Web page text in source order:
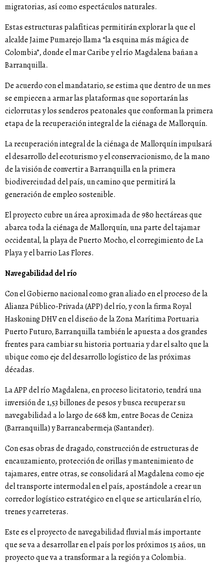
migratorias, así como espectáculos naturales.
Estas estructuras palafíticas permitirán explorar la que el
alcalde Jaime Pumarejo llama “la esquina más mágica de
Colombia”, donde el mar Caribe y el río Magdalena bañan a
Barranquilla.
De acuerdo con el mandatario, se estima que dentro de un mes
se empiecen a armar las plataformas que soportarán las
ciclorrutas y los senderos peatonales que conforman la primera
etapa de la recuperación integral de la ciénaga de Mallorquín.
La recuperación integral de la ciénaga de Mallorquín impulsará
el desarrollo del ecoturismo y el conservacionismo, de la mano
de la visión de convertir a Barranquilla en la primera
biodiverciudad del país, un camino que permitirá la
generación de empleo sostenible.
El proyecto cubre un área aproximada de 980 hectáreas que
abarca toda la ciénaga de Mallorquín, una parte del tajamar
occidental, la playa de Puerto Mocho, el corregimiento de La
Playa y el barrio Las Flores.
Navegabilidad del río
Con el Gobierno nacional como gran aliado en el proceso de la
Alianza Público-Privada (APP) del río, y con la firma Royal
Haskoning DHV en el diseño de la Zona Marítima Portuaria
Puerto Futuro, Barranquilla también le apuesta a dos grandes
frentes para cambiar su historia portuaria y dar el salto que la
ubique como eje del desarrollo logístico de las próximas
décadas.
La APP del río Magdalena, en proceso licitatorio, tendrá una
inversión de 1,53 billones de pesos y busca recuperar su
navegabilidad a lo largo de 668 km, entre Bocas de Ceniza
(Barranquilla) y Barrancabermeja (Santander).
Con esas obras de dragado, construcción de estructuras de
encauzamiento, protección de orillas y mantenimiento de
tajamares, entre otras, se consolidará al Magdalena como eje
del transporte intermodal en el país, apostándole a crear un
corredor logístico estratégico en el que se articularán el río,
trenes y carreteras.
Este es el proyecto de navegabilidad fluvial más importante
que se va a desarrollar en el país por los próximos 15 años, un
proyecto que va a transformar a la región y a Colombia.